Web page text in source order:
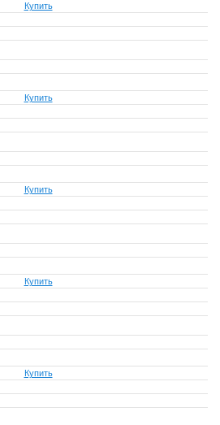
Купить
Купить
Купить
Купить
Купить